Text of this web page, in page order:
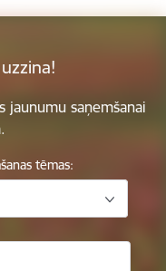
jaunumu saņemšanai
tēmas: